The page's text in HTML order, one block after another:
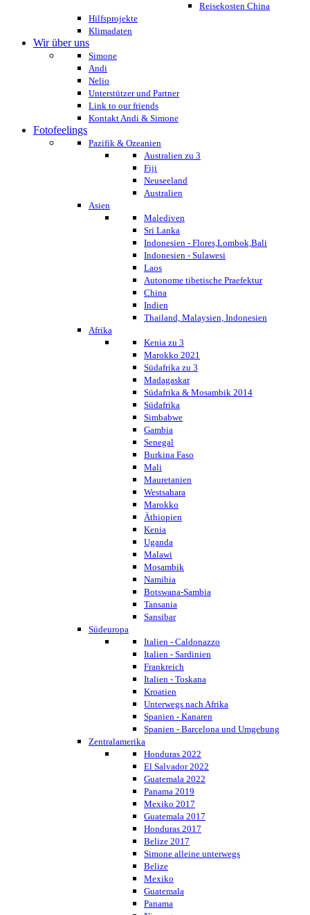
Reisekosten China
Hilfsprojekte
Klimadaten
Wir über uns
Simone
Andi
Nelio
Unterstützer und Partner
Link to our friends
Kontakt Andi & Simone
Fotofeelings
Pazifik & Ozeanien
Australien zu 3
Fiji
Neuseeland
Australien
Asien
Malediven
Sri Lanka
Indonesien - Flores,Lombok,Bali
Indonesien - Sulawesi
Laos
Autonome tibetische Praefektur
China
Indien
Thailand, Malaysien, Indonesien
Afrika
Kenia zu 3
Marokko 2021
Südafrika zu 3
Madagaskar
Südafrika & Mosambik 2014
Südafrika
Simbabwe
Gambia
Senegal
Burkina Faso
Mali
Mauretanien
Westsahara
Marokko
Äthiopien
Kenia
Uganda
Malawi
Mosambik
Namibia
Botswana-Sambia
Tansania
Sansibar
Südeuropa
Italien - Caldonazzo
Italien - Sardinien
Frankreich
Italien - Toskana
Kroatien
Unterwegs nach Afrika
Spanien - Kanaren
Spanien - Barcelona und Umgebung
Zentralamerika
Honduras 2022
El Salvador 2022
Guatemala 2022
Panama 2019
Mexiko 2017
Guatemala 2017
Honduras 2017
Belize 2017
Simone alleine unterwegs
Belize
Mexiko
Guatemala
Panama